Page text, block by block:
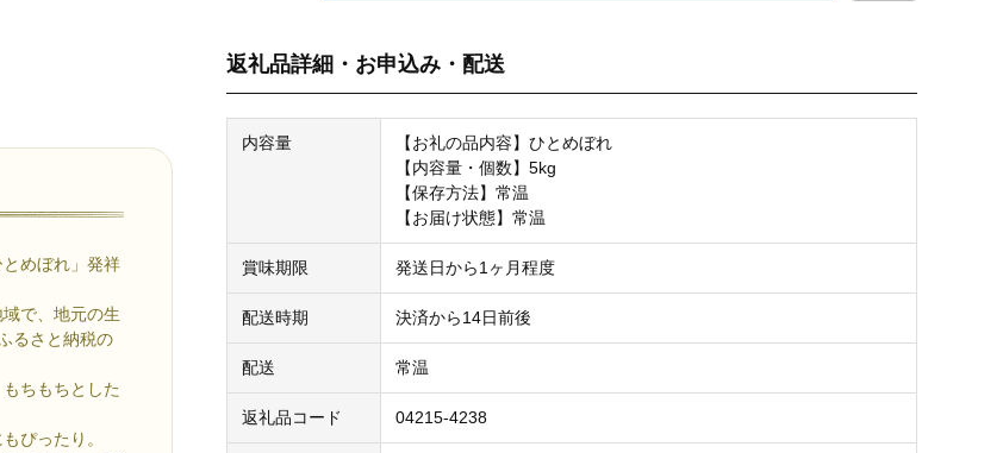
めぼれ」発祥
で、地元の生
るさと納税の
ちもちとした
ぴったり。
返礼品詳細・お申込み・配送
内容量
【お礼の品内容】ひとめぼれ
【内容量・個数】5kg
【保存方法】常温
【お届け状態】常温
賞味期限 発送日から1ヶ月程度
配送時期 決済から14日前後
配送 常温
返礼品コード 04215-4238